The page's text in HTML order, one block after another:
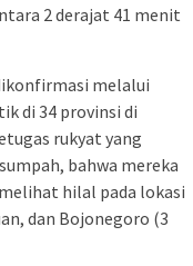
2 derajat 41 menit
melalui
di 34 provinsi di
rukyat yang
bahwa mereka
hilal pada lokasi
dan Bojonegoro (3